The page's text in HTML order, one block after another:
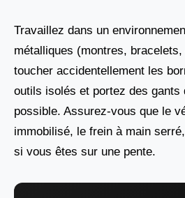
Travaillez dans un
métalliques (montres,
toucher accidentellement les
outils isolés et portez des gants
possible. Assurez-vous que le
immobilisé, le frein à main
si vous êtes sur une pente.